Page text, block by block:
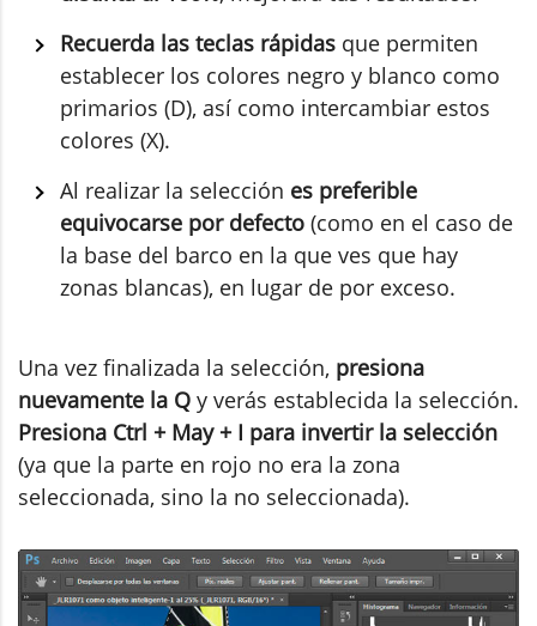
Recuerda las teclas rápidas que permiten
establecer los colores negro y blanco como
primarios (D), así como intercambiar estos
colores (X).
Al realizar la selección es preferible
equivocarse por defecto (como en el caso de
la base del barco en la que ves que hay
zonas blancas), en lugar de por exceso.
Una vez finalizada la selección, presiona
nuevamente la Q y verás establecida la selección.
Presiona Ctrl + May + I para invertir la selección
(ya que la parte en rojo no era la zona
seleccionada, sino la no seleccionada).